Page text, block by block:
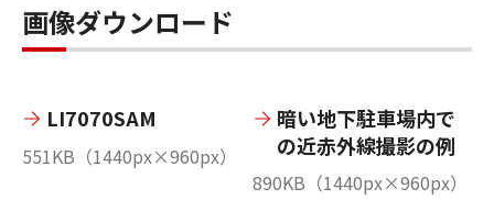
画像ダウンロード
LI7070SAM
551KB（1440px×960px）
暗い地下駐車場内で
の近赤外線撮影の例
890KB（1440px×960px）